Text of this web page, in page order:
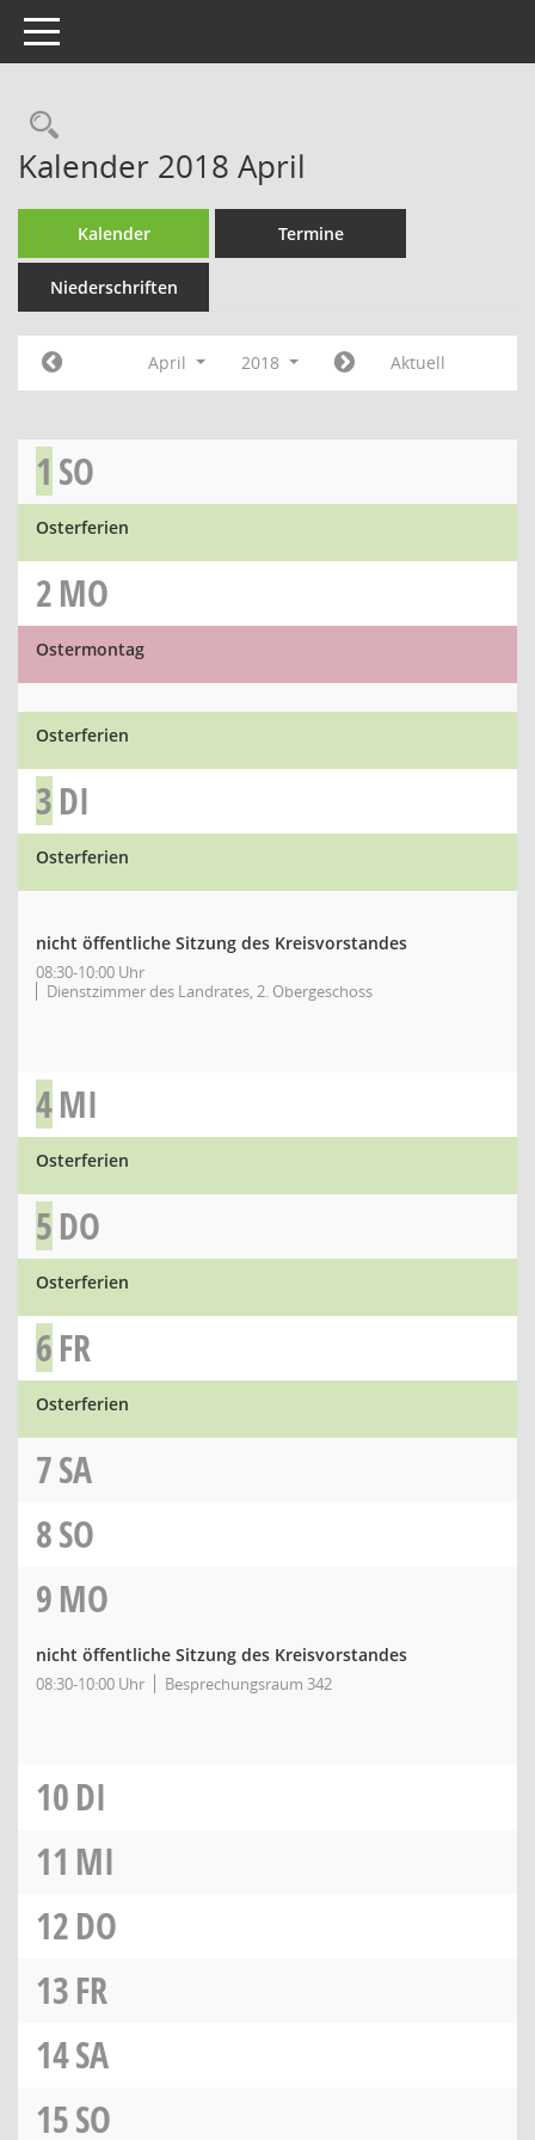
Toggle navigation
Rechercheauswahl
Kalender 2018 April
Kalender Termine
Niederschriften
April 2018 Aktuell
1 SO
Osterferien
2MO
Ostermontag
Osterferien
3DI
Osterferien
nicht öffentliche Sitzung des Kreisvorstandes
08:30-10:00 Uhr
Dienstzimmer des Landrates, 2. Obergeschoss
4MI
Osterferien
5DO
Osterferien
6FR
Osterferien
7SA
8SO
9MO
nicht öffentliche Sitzung des Kreisvorstandes
08:30-10:00 Uhr Besprechungsraum 342
10DI
11 MI
12DO
13FR
14SA
15SO